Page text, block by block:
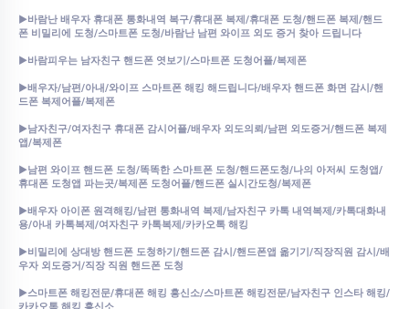
►바람난 배우자 휴대폰 통화내역 복구/휴대폰 복제/휴대폰 도청/핸드폰 복제/핸드
폰 비밀리에 도청/스마트폰 도청/바람난 남편 와이프 외도 증거 찾아 드립니다
►바람피우는 남자친구 핸드폰 엿보기/스마트폰 도청어플/복제폰
►배우자/남편/아내/와이프 스마트폰 해킹 해드립니다/배우자 핸드폰 화면 감시/핸
드폰 복제어플/복제폰
►남자친구/여자친구 휴대폰 감시어플/배우자 외도의뢰/남편 외도증거/핸드폰 복제
앱/복제폰
►남편 와이프 핸드폰 도청/똑똑한 스마트폰 도청/핸드폰도청/나의 아저씨 도청앱/
휴대폰 도청앱 파는곳/복제폰 도청어플/핸드폰 실시간도청/복제폰
►배우자 아이폰 원격해킹/남편 통화내역 복제/남자친구 카톡 내역복제/카톡대화내
용/아내 카톡복제/여자친구 카톡복제/카카오톡 해킹
►비밀리에 상대방 핸드폰 도청하기/핸드폰 감시/핸드폰앱 옮기기/직장직원 감시/배
우자 외도증거/직장 직원 핸드폰 도청
►스마트폰 해킹전문/휴대폰 해킹 흥신소/스마트폰 해킹전문/남자친구 인스타 해킹/